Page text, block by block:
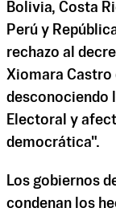
Bolivia, Costa
Perú y
rechazo al
Xiomara Castro
desconociendo
Electoral y
democrática".
Los gobiernos
condenan los